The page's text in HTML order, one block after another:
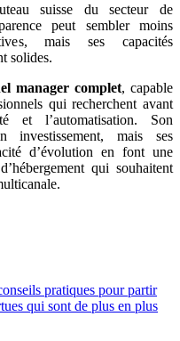
suisse du secteur de
peut sembler moins
mais ses capacités
solides.
manager complet, capable
qui recherchent avant
et l’automatisation. Son
investissement, mais ses
d’évolution en font une
qui souhaitent
pratiques pour partir
qui sont de plus en plus